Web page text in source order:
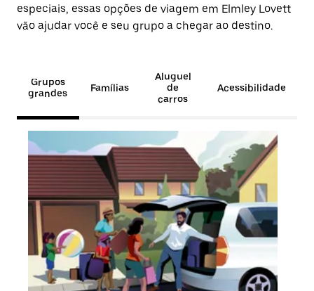
especiais, essas opções de viagem em Elmley Lovett
vão ajudar você e seu grupo a chegar ao destino.
Grupos
grandes
Famílias
Aluguel
de
carros
Acessibilidade